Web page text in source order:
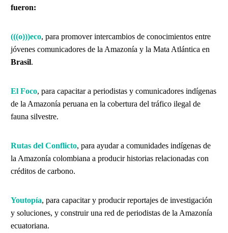
fueron:
(((o)))eco, para promover intercambios de conocimientos entre
jóvenes comunicadores de la Amazonía y la Mata Atlántica en
Brasil.
El Foco, para capacitar a periodistas y comunicadores indígenas
de la Amazonía peruana en la cobertura del tráfico ilegal de
fauna silvestre.
Rutas del Conflicto, para ayudar a comunidades indígenas de
la Amazonía colombiana a producir historias relacionadas con
créditos de carbono.
Youtopía, para capacitar y producir reportajes de investigación
y soluciones, y construir una red de periodistas de la Amazonía
ecuatoriana.